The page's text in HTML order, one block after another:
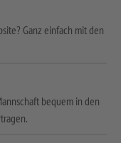
Ganz einfach mit den
bequem in den